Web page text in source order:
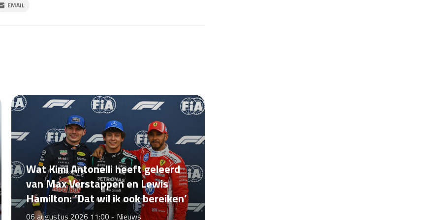
EMAIL
Wat Kimi Antonelli heeft geleerd
van Max Verstappen en Lewis
Hamilton: ‘Dat wil ik ook bereiken’
06 augustus 2026 11:00 - Nieuws